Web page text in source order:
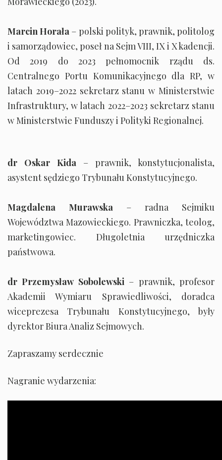
Marcin Horała – polski polityk, prawnik, politolog
i samorządowiec, poseł na Sejm VIII, IX i X kadencji.
Od 2019 do 2023 pełnomocnik rządu ds.
Centralnego Portu Komunikacyjnego dla RP, w
latach 2019–2022 sekretarz stanu w Ministerstwie
Infrastruktury, w latach 2022–2023 sekretarz stanu
w Ministerstwie Funduszy i Polityki Regionalnej.
dr Oskar Kida – prawnik, konstytucjonalista,
asystent sędziego Trybunału Konstytucyjnego.
Magdalena Murawska – radna Sejmiku
Województwa Mazowieckiego. Prawniczka, teolog,
marketingowiec. Długoletnia urzędniczka
państwowa.
dr Przemysław Sobolewski – prawnik, profesor
Akademii Wymiaru Sprawiedliwości, doradca
wiceprezesa Trybunału Konstytucyjnego, były
dyrektor Biura Analiz Sejmowych.
Zapraszamy serdecznie
Nagranie wydarzenia: